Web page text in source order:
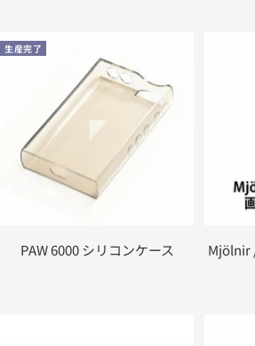
生産完了
PAW 6000 シリコンケース
Mjölnir